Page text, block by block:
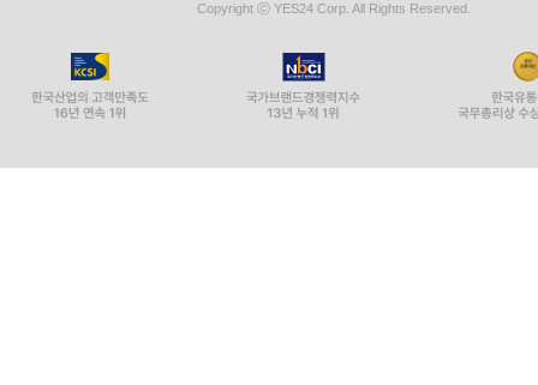
Copyright ⓒ YES24 Corp. All Rights Reserved.